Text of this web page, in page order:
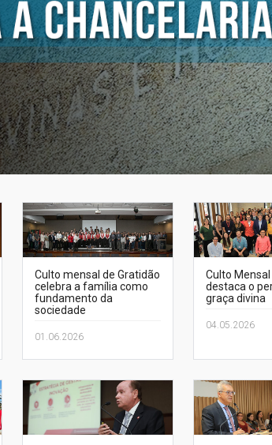
Culto mensal de Gratidão
celebra a família como
fundamento da
sociedade
01.06.2026
Culto
destaca o
graça divina
04.05.2026